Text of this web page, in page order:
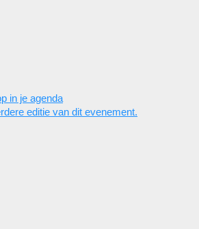
in je agenda
editie van dit evenement.